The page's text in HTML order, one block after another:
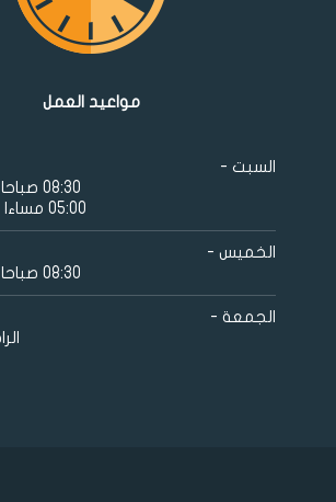
مواعيد العمل
السبت -
08:30 صباحا - 01:00 مساءا
05:00 مساءا - 08:00 مساءا
الخميس -
08:30 صباحا - 01:00 مساءا
الجمعة -